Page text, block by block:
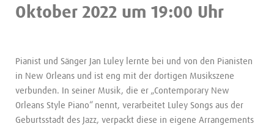
Oktober 2022 um 19:00 Uhr
Pianist und Sänger Jan Luley lernte bei und von den Pianisten
in New Orleans und ist eng mit der dortigen Musikszene
verbunden. In seiner Musik, die er „Contemporary New
Orleans Style Piano“ nennt, verarbeitet Luley Songs aus der
Geburtsstadt des Jazz, verpackt diese in eigene Arrangements